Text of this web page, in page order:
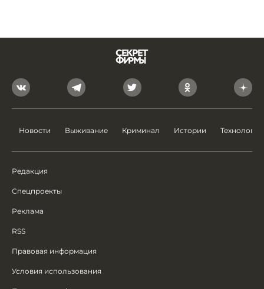
Новости Выживание Криминал Истории Технологии
Редакция
Спецпроекты
Реклама
RSS
Правовая информация
Условия использования